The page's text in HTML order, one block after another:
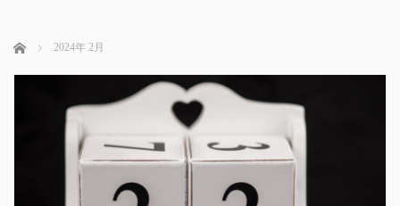
ホーム 2024年 2月